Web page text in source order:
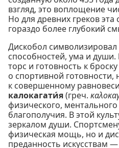
взгляд, это воплощение
Но для древних греков эта
гораздо более глубокий
Дискобол
способностей, ума и души.
торс и готовность к
о спортивной готовности,
к совершенному
калокагати́я(греч.
физического, ментального
благополучия. В этой
зеркалом души.
физическая мощь, но и
преданность искусствам